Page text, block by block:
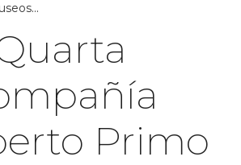
Primo